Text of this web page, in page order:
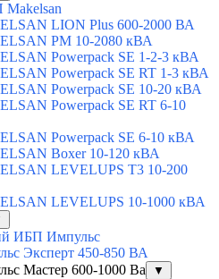
LION Plus 600-2000 ВА
PM 10-2080 кВА
Powerpack SE 1-2-3 кВА
Powerpack SE RT 1-3 кВА
Powerpack SE 10-20 кВА
Powerpack SE RT 6-10
Powerpack SE 6-10 кВА
Boxer 10-120 кВА
LEVELUPS T3 10-200
LEVELUPS 10-1000 кВА
ИБП Импульс
Эксперт 450-850 ВА
Мастер 600-1000 Ва
▼